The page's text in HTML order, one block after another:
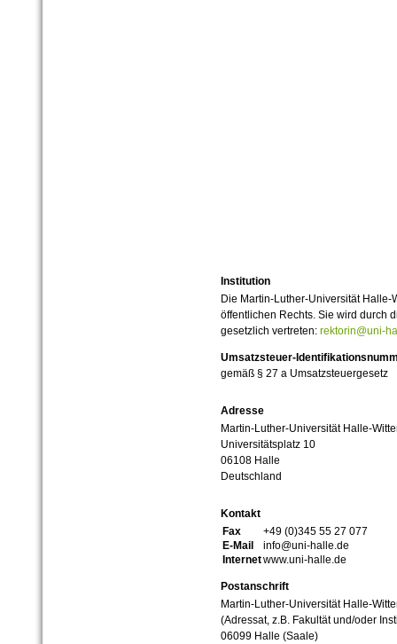
Institution
Die Martin-Luther-Universität
öffentlichen Rechts. Sie wird durch
gesetzlich vertreten: rektorin@uni-
Umsatzsteuer-
gemäß § 27 a Umsatzsteuergesetz
Adresse
Martin-Luther-Universität Halle-
Universitätsplatz 10
06108 Halle
Deutschland
Kontakt
Fax
+49 (0)345 55 27 077
E-Mail
info@uni-halle.de
Internetwww.uni-halle.de
Postanschrift
Martin-Luther-Universität Halle-
(Adressat, z.B. Fakultät und/oder
06099 Halle (Saale)